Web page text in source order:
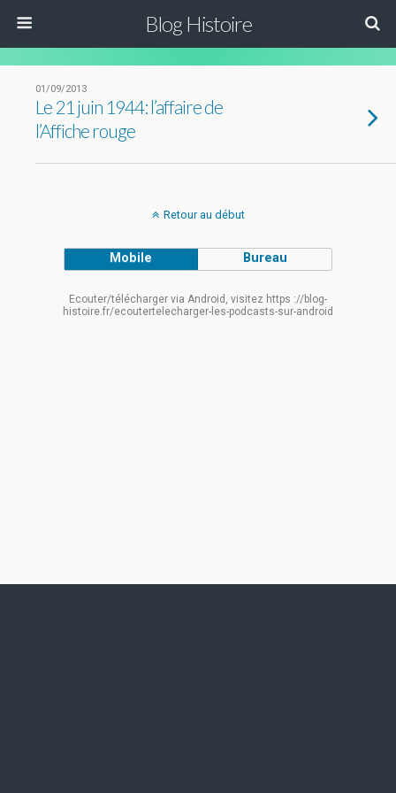
Blog Histoire
01/09/2013
Le 21 juin 1944: l’affaire de
l’Affiche rouge
Retour au début
Mobile Bureau
Ecouter/télécharger via Android, visitez https ://blog-
histoire.fr/ecoutertelecharger-les-podcasts-sur-android